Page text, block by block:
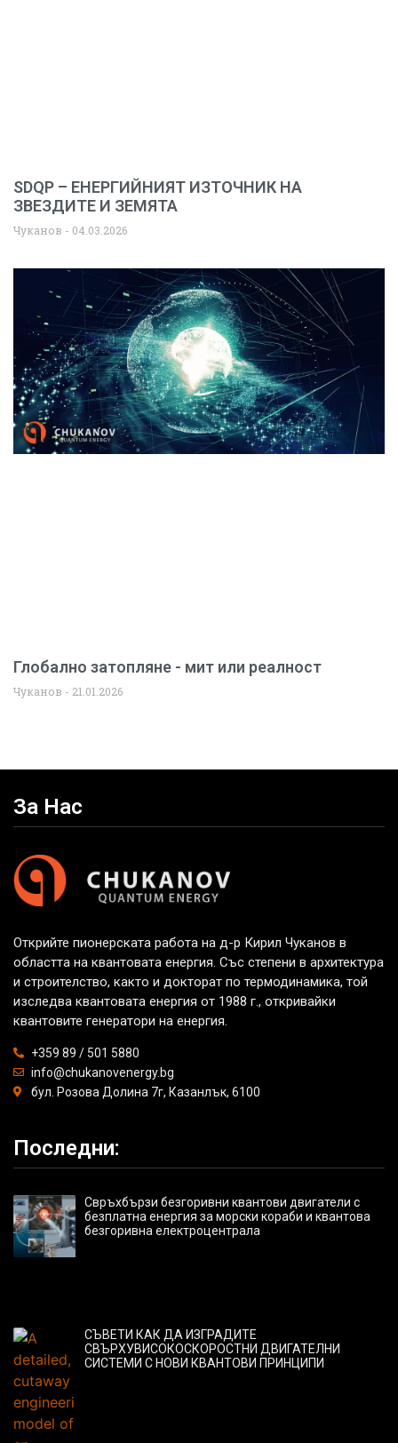
SDQP – ЕНЕРГИЙНИЯТ ИЗТОЧНИК НА
ЗВЕЗДИТЕ И ЗЕМЯТА
Чуканов 04.03.2026
Глобално затопляне - мит или реалност
Чуканов 21.01.2026
За Нас
Открийте пионерската работа на д-р Кирил Чуканов в
областта на квантовата енергия. Със степени в архитектура
и строителство, както и докторат по термодинамика, той
изследва квантовата енергия от 1988 г., откривайки
квантовите генератори на енергия.
+359 89 / 501 5880
info@chukanovenergy.bg
бул. Розова Долина 7г, Казанлък, 6100
Последни:
Свръхбързи безгоривни квантови двигатели с
безплатна енергия за морски кораби и квантова
безгоривна електроцентрала
СЪВЕТИ КАК ДА ИЗГРАДИТЕ
СВЪРХУВИСОКОСКОРОСТНИ ДВИГАТЕЛНИ
СИСТЕМИ С НОВИ КВАНТОВИ ПРИНЦИПИ